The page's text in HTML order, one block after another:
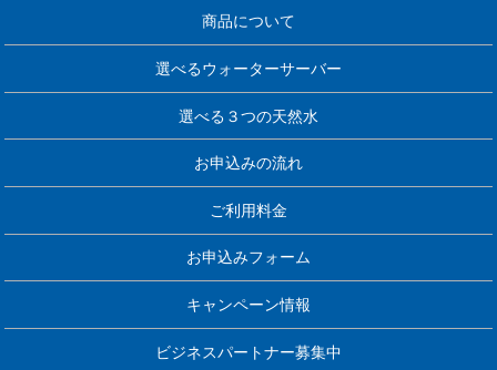
商品について
選べるウォーターサーバー
選べる３つの天然水
お申込みの流れ
ご利用料金
お申込みフォーム
キャンペーン情報
ビジネスパートナー募集中